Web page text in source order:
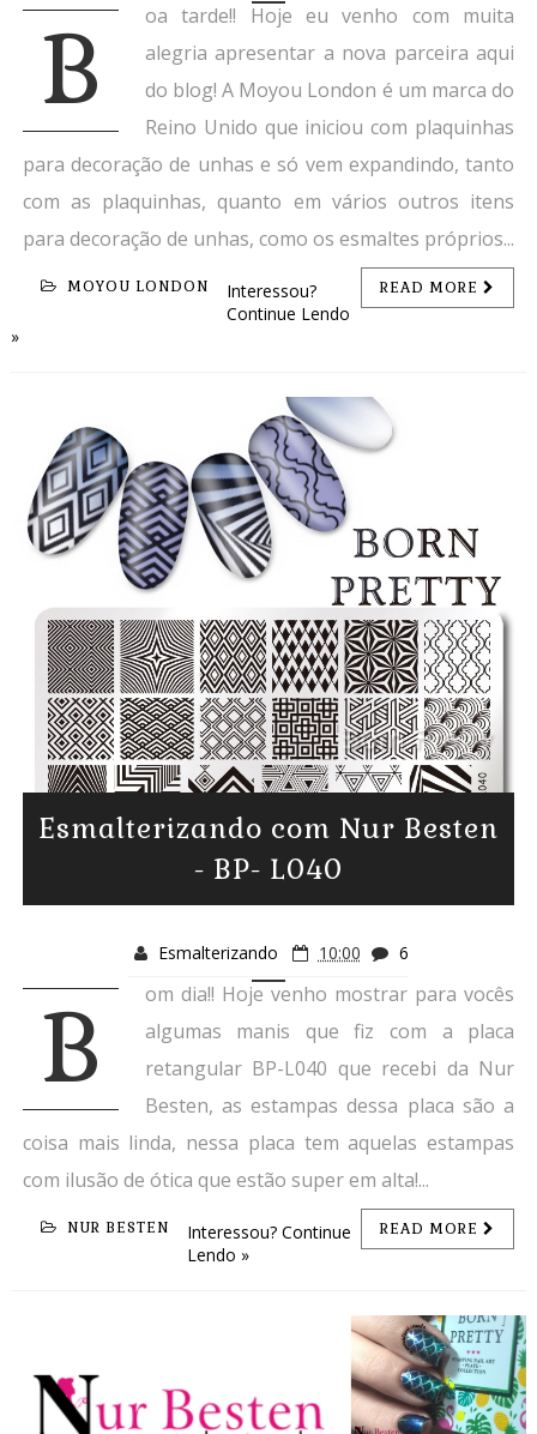
B
oa tarde!! Hoje eu venho com muita
alegria apresentar a nova parceira aqui
do blog! A Moyou London é um marca do
Reino Unido que iniciou com plaquinhas
para decoração de unhas e só vem expandindo, tanto
com as plaquinhas, quanto em vários outros itens
para decoração de unhas, como os esmaltes próprios...
MOYOU LONDON READ MORE
Interessou?
Continue Lendo
»
Esmalterizando com Nur Besten
- BP- L040
Esmalterizando 10:00 6
B
om dia!! Hoje venho mostrar para vocês
algumas manis que fiz com a placa
retangular BP-L040 que recebi da Nur
Besten, as estampas dessa placa são a
coisa mais linda, nessa placa tem aquelas estampas
com ilusão de ótica que estão super em alta!...
NUR BESTEN READ MORE
Interessou? Continue
Lendo »